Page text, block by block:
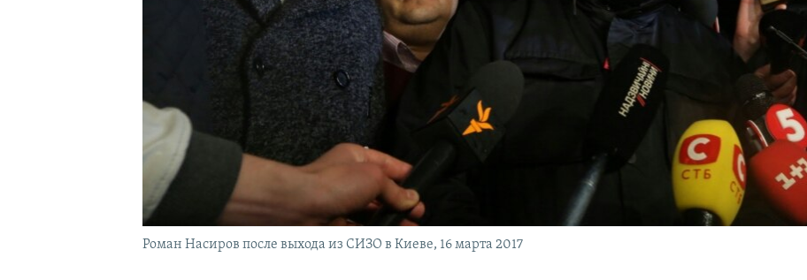
Роман Насиров после выхода из СИЗО в Киеве, 16 марта 2017